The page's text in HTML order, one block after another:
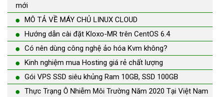
mới
MÔ TẢ VỀ MÁY CHỦ LINUX CLOUD
Hướng dẫn cài đặt Kloxo-MR trên CentOS 6.4
Có nên dùng công nghệ ảo hóa Kvm không?
Kinh nghiệm mua Hosting giá rẻ chất lượng
Gói VPS SSD siêu khủng Ram 10GB, SSD 100GB
Thực Trạng Ô Nhiễm Môi Trường Năm 2020 Tại Việt Nam